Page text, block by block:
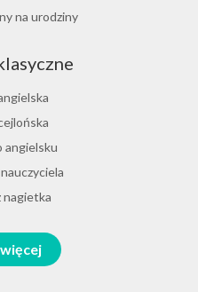
na urodziny
na urodziny
na urodziny
na urodziny
na urodziny
na urodziny
na urodziny
angielsku
nagietka
okazje